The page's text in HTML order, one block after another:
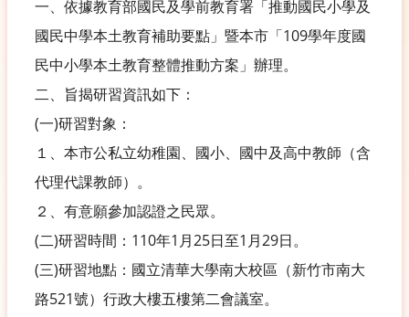
一、依據教育部國民及學前教育署「推動國民小學及
國民中學本土教育補助要點」暨本市「109學年度國
民中小學本土教育整體推動方案」辦理。
二、旨揭研習資訊如下：
(一)研習對象：
１、本市公私立幼稚園、國小、國中及高中教師（含
代理代課教師）。
２、有意願參加認證之民眾。
(二)研習時間：110年1月25日至1月29日。
(三)研習地點：國立清華大學南大校區（新竹市南大
路521號）行政大樓五樓第二會議室。